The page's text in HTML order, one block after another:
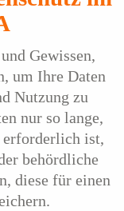
Gewissen,
um Ihre Daten
Nutzung zu
nur so lange,
ist,
behördliche
diese für einen